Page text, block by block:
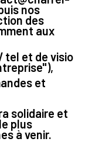
nos
des
aux
tel et de visio
et
solidaire et
plus
à venir.